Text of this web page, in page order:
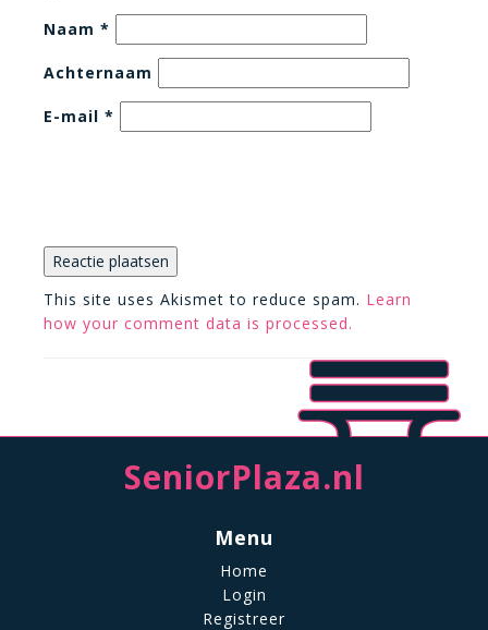
Naam *
Achternaam
E-mail *
This site uses Akismet to reduce spam. Learn
how your comment data is processed.
SeniorPlaza.nl
Menu
Home
Login
Registreer